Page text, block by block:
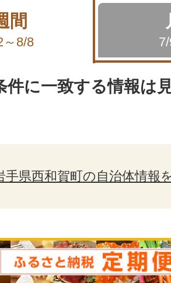
間
～8/8
件に一致する情報は
手県西和賀町の自治体情報